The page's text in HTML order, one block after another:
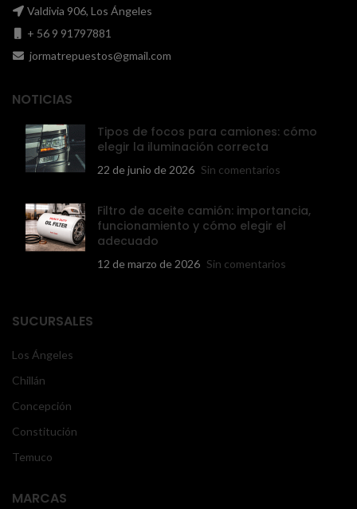
Valdivia 906, Los Ángeles
+ 56 9 91797881
jormatrepuestos@gmail.com
NOTICIAS
Tipos de focos para camiones: cómo
elegir la iluminación correcta
22 de junio de 2026 Sin comentarios
Filtro de aceite camión: importancia,
funcionamiento y cómo elegir el
adecuado
12 de marzo de 2026 Sin comentarios
SUCURSALES
Los Ángeles
Chillán
Concepción
Constitución
Temuco
MARCAS